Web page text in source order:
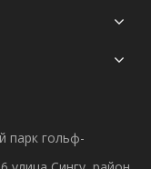
парк гольф-